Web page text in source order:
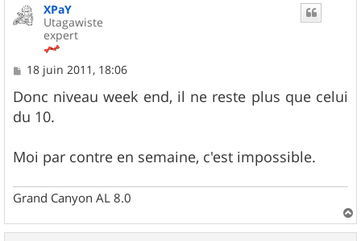
XPaY
Utagawiste
expert
M
s
s
a
18 juin 2011, 18:06
Donc niveau week end, il ne reste plus que celui
du 10.
Moi par contre en semaine, c'est impossible.
Grand Canyon AL 8.0
a